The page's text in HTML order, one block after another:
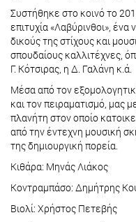
Συστήθηκε στο κοινό το
επιτυχία «Λαβύρινθοι»,
δικούς της στίχους και
σπουδαίους καλλιτέχνες,
Γ. Κότσιρας, η Δ. Γαλάνη κ.ά.
Μέσα από τον
και τον πειραματισμό, μας
πλανήτη στον οποίο
από την έντεχνη μουσική
της δημιουργική πορεία.
Κιθάρα: Μηνάς Λιάκος
Κοντραμπάσο: Δημήτρης
Βιολί: Χρήστος Πετεβής